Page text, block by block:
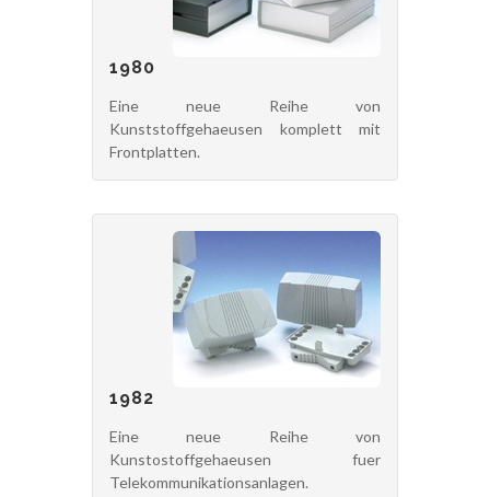
1980
Eine neue Reihe von
Kunststoffgehaeusen komplett mit
Frontplatten.
1982
Eine neue Reihe von
Kunstostoffgehaeusen fuer
Telekommunikationsanlagen.